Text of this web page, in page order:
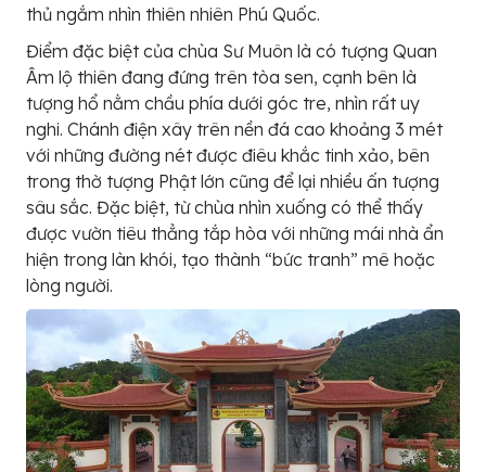
thủ ngắm nhìn thiên nhiên Phú Quốc.
Điểm đặc biệt của chùa Sư Muôn là có tượng Quan
Âm lộ thiên đang đứng trên tòa sen, cạnh bên là
tượng hổ nằm chầu phía dưới góc tre, nhìn rất uy
nghi. Chánh điện xây trên nền đá cao khoảng 3 mét
với những đường nét được điêu khắc tinh xảo, bên
trong thờ tượng Phật lớn cũng để lại nhiều ấn tượng
sâu sắc. Đặc biệt, từ chùa nhìn xuống có thể thấy
được vườn tiêu thẳng tắp hòa với những mái nhà ẩn
hiện trong làn khói, tạo thành “bức tranh” mê hoặc
lòng người.